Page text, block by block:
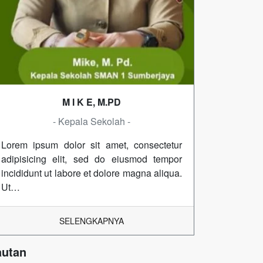
M I K E, M.PD
- Kepala Sekolah -
Lorem ipsum dolor sit amet, consectetur
adipisicing elit, sed do eiusmod tempor
incididunt ut labore et dolore magna aliqua.
Ut…
SELENGKAPNYA